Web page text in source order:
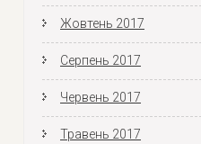
Жовтень 2017
Серпень 2017
Червень 2017
Травень 2017